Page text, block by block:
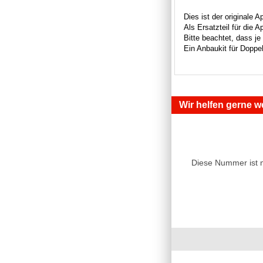
Dies ist der originale
Als Ersatzteil für die
Bitte beachtet, dass je
Ein Anbaukit für
Wir helfen gerne
Diese Nummer ist